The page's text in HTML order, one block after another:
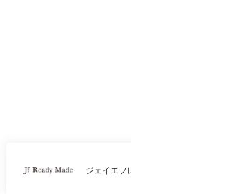
ジェイエフレディメイド